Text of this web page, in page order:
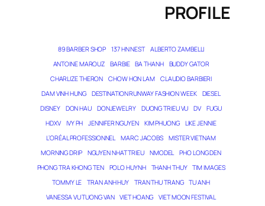
PROFILE
89 BARBER SHOP 137 HN NEST
ALBERTO ZAMBELLI
ANTOINE MAROUZ
BARBIE BA THANH
BUDDY GATOR
CHARLIZE THERON
CHOW HON LAM
CLAUDIO BARBIERI
DAM VINH HUNG
DESTINATION RUNWAY FASHION WEEK
DIESEL
DISNEY
DON HAU DONJEWELRY DUONG TRIEU VU DV
FUGU
HDXV
IVY PH JENNIFER NGUYEN KIM PHUONG
LIKE JENNIE
L’ORÉAL PROFESSIONNEL
MARC JACOBS
MISTER VIETNAM
MORNING DRIP
NGUYEN NHAT TRIEU NMODEL
PHO LONG DEN
PHONG TRA KHONG TEN
POLO HUYNH THANH THUY
TIM IMAGES
TOMMY LE
TRAN ANH HUY TRAN THU TRANG
TU ANH
VANESSA VU TUONG VAN
VIET HOANG
VIET MOON FESTIVAL